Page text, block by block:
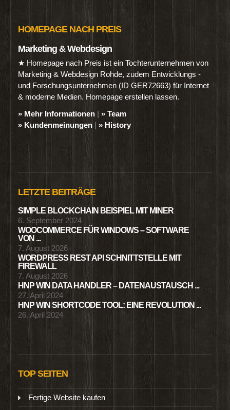
HOMEPAGE NACH PREIS
Marketing & Webdesign
★ Homepage nach Preis ist ein Tochterunternehmen von
Marketing & Webdesign Rohde, zudem Entwicklungs -
und Forschungsunternehmen (ID GER72663) für Internet
& moderne Medien. Homepage erstellen lassen.
» Mehr Informationen | » Team
» Kundenmeinungen | » History
LETZTE BEITRÄGE
SIMPLE BLOCKCHAIN BEISPIEL MIT MINER
6. September 2024
WOOCOMMERCE FÜR WINDOWS – SOFTWARE
VON ...
7. August 2026
WORDPRESS REST API SCHNITTSTELLE MIT
FIREWALL
7. August 2026
HNP WIN DATA HANDLER – DATENAUSTAUSCH ...
27. April 2024
HNP WIN SHORTCODE TOOL: EINE REVOLUTION ...
26. April 2024
TOP SEITEN
Fertige Website kaufen